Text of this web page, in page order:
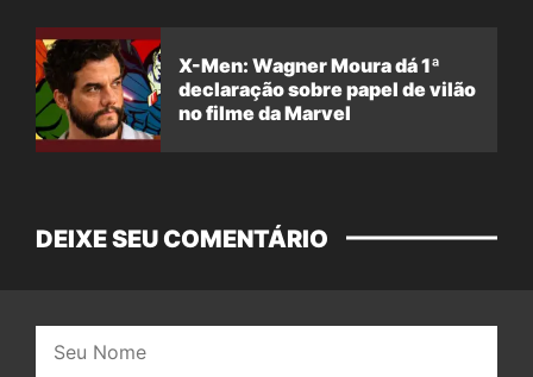
X-Men: Wagner Moura dá 1ª
declaração sobre papel de vilão
no filme da Marvel
DEIXE SEU COMENTÁRIO